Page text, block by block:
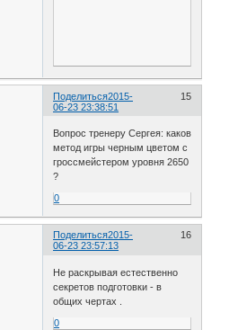
Поделиться 15
2015-
06-23 23:38:51
Вопрос тренеру Сергея: каков
метод игры черным цветом с
гроссмейстером уровня 2650
?
0
Поделиться 16
2015-
06-23 23:57:13
Не раскрывая естественно
секретов подготовки - в
общих чертах .
0